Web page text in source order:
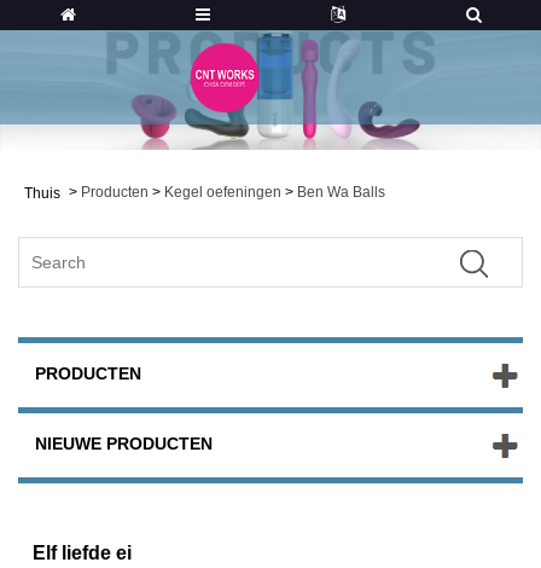
Thuis > Producten > Kegel oefeningen > Ben Wa Balls
PRODUCTEN
NIEUWE PRODUCTEN
Elf liefde ei